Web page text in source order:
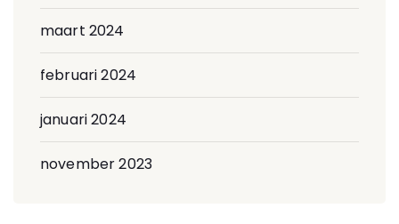
maart 2024
februari 2024
januari 2024
november 2023